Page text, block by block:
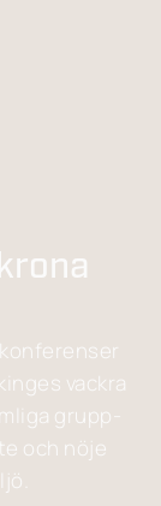
vackra
grupp-
och nöje